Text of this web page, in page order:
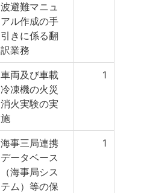
波避難マニュ
アル作成の手
引きに係る翻
訳業務
車両及び車載
冷凍機の火災
消火実験の実
施
1
海事三局連携
データベース
（海事局シス
テム）等の保
1